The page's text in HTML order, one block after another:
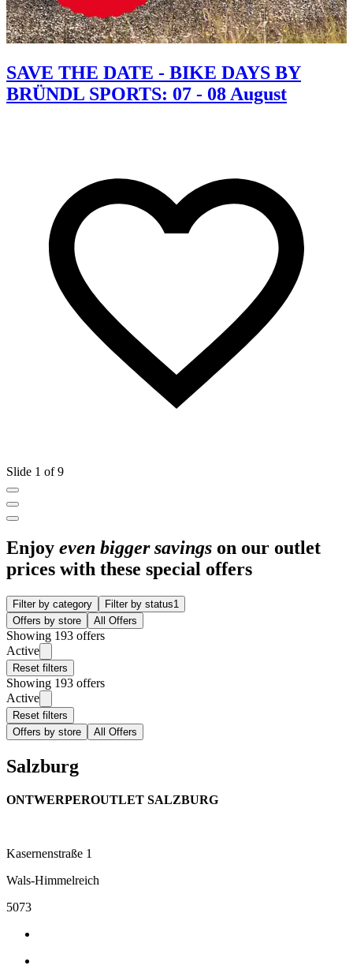
SAVE THE DATE - BIKE DAYS BY
BRÜNDL SPORTS: 07 - 08 August
Slide 1 of 9
Enjoy even bigger savings on our outlet
prices with these special offers
Filter by category Filter by status1
Offers by store
All Offers
Showing 193 offers
Active
Reset filters
Showing 193 offers
Active
Reset filters
Offers by store
All Offers
Salzburg
ONTWERPEROUTLET SALZBURG
Kasernenstraße 1
Wals-Himmelreich
5073